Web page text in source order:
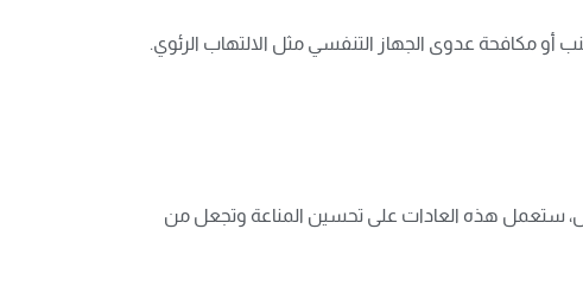
من الصعب تجنب أو مكافحة عدوى الجهاز التنفسي مثل الالتهاب الرئوي.
ستعمل هذه العادات على تحسين المناعة وتجعل من